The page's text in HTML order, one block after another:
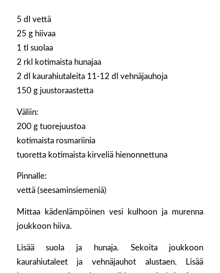
5 dl vettä
25 g hiivaa
1 tl suolaa
2 rkl kotimaista hunajaa
2 dl kaurahiutaleita 11-12 dl vehnäjauhoja
150 g juustoraastetta
Väliin:
200 g tuorejuustoa
kotimaista rosmariinia
tuoretta kotimaista kirveliä hienonnettuna
Pinnalle:
vettä (seesaminsiemeniä)
Mittaa kädenlämpöinen vesi kulhoon ja murenna
joukkoon hiiva.
Lisää suola ja hunaja. Sekoita joukkoon
kaurahiutaleet ja vehnäjauhot alustaen. Lisää